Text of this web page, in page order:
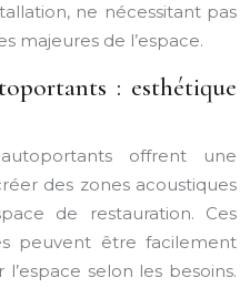
ne nécessitant pas
majeures de l’espace.
: esthétique
offrent une
des zones acoustiques
de restauration. Ces
peuvent être facilement
selon les besoins.